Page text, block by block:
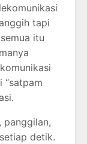
tapi
itu
“satpam
panggilan,
detik.